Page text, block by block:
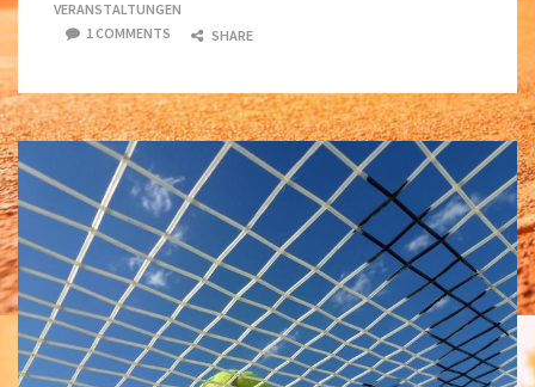
VERANSTALTUNGEN
1 COMMENTS
SHARE